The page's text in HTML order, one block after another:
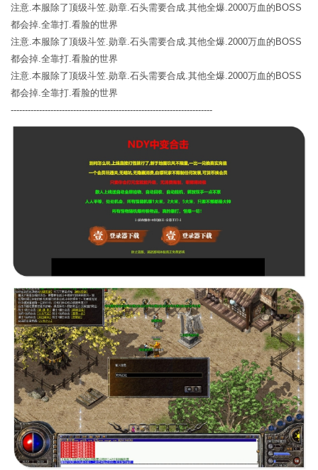
注意.本服除了顶级斗笠.勋章.石头需要合成.其他全爆.2000万血的BOSS
都会掉.全靠打.看脸的世界
注意.本服除了顶级斗笠.勋章.石头需要合成.其他全爆.2000万血的BOSS
都会掉.全靠打.看脸的世界
注意.本服除了顶级斗笠.勋章.石头需要合成.其他全爆.2000万血的BOSS
都会掉.全靠打.看脸的世界
-----------------------------------------------------------------------